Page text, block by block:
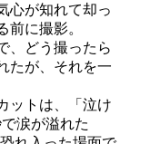
心が知れて却っ
に撮影。
、どう撮ったら
たが、それを一
ットは、「泣け
涙が溢れた